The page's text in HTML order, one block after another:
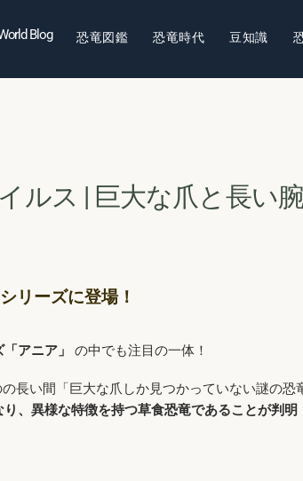
Blog 恐竜図鑑 恐竜時代 豆知識
ルス | 巨大な爪と長い
リーズに登場！
アニア」 の中でも注目の一体！
長い間「巨大な爪しか見つかっていない謎の恐
、異様な特徴を持つ草食恐竜であることが判明